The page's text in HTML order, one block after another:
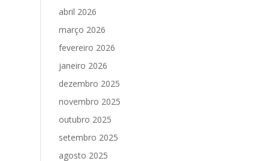
abril 2026
março 2026
fevereiro 2026
janeiro 2026
dezembro 2025
novembro 2025
outubro 2025
setembro 2025
agosto 2025